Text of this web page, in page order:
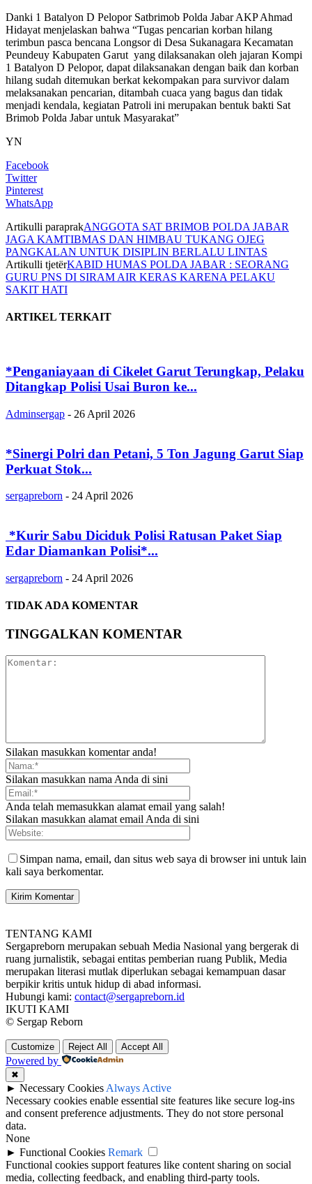
Danki 1 Batalyon D Pelopor Satbrimob Polda Jabar AKP Ahmad
Hidayat menjelaskan bahwa “Tugas pencarian korban hilang
terimbun pasca bencana Longsor di Desa Sukanagara Kecamatan
Peundeuy Kabupaten Garut yang dilaksanakan oleh jajaran Kompi
1 Batalyon D Pelopor, dapat dilaksanakan dengan baik dan korban
hilang sudah ditemukan berkat kekompakan para survivor dalam
melaksanakan pencarian, ditambah cuaca yang bagus dan tidak
menjadi kendala, kegiatan Patroli ini merupakan bentuk bakti Sat
Brimob Polda Jabar untuk Masyarakat”
YN
Facebook
Twitter
Pinterest
WhatsApp
Artikulli paraprakANGGOTA SAT BRIMOB POLDA JABAR
JAGA KAMTIBMAS DAN HIMBAU TUKANG OJEG
PANGKALAN UNTUK DISIPLIN BERLALU LINTAS
Artikulli tjetërKABID HUMAS POLDA JABAR : SEORANG
GURU PNS DI SIRAM AIR KERAS KARENA PELAKU
SAKIT HATI
ARTIKEL TERKAIT
*Penganiayaan di Cikelet Garut Terungkap, Pelaku
Ditangkap Polisi Usai Buron ke...
Adminsergap - 26 April 2026
‎*Sinergi Polri dan Petani, 5 Ton Jagung Garut Siap
Perkuat Stok...
sergapreborn - 24 April 2026
‎ ‎*Kurir Sabu Diciduk Polisi Ratusan Paket Siap
Edar Diamankan Polisi*...
sergapreborn - 24 April 2026
TIDAK ADA KOMENTAR
TINGGALKAN KOMENTAR
Silakan masukkan komentar anda!
Silakan masukkan nama Anda di sini
Anda telah memasukkan alamat email yang salah!
Silakan masukkan alamat email Anda di sini
Simpan nama, email, dan situs web saya di browser ini untuk lain
kali saya berkomentar.
TENTANG KAMI
Sergapreborn merupakan sebuah Media Nasional yang bergerak di
ruang jurnalistik, sebagai entitas pemberian ruang Publik, Media
merupakan literasi mutlak diperlukan sebagai kemampuan dasar
berpikir kritis untuk hidup di abad informasi.
Hubungi kami: contact@sergapreborn.id
IKUTI KAMI
© Sergap Reborn
Customize Reject All Accept All
Powered by
✖
► Necessary Cookies Always Active
Necessary cookies enable essential site features like secure log-ins
and consent preference adjustments. They do not store personal
data.
None
► Functional Cookies Remark
Functional cookies support features like content sharing on social
media, collecting feedback, and enabling third-party tools.